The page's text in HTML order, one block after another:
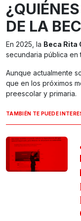
DE LA
En 2025, la Beca Rita
secundaria pública en
Aunque actualmente
que en los próximos
preescolar y primaria.
TAMBIÉN TE PUEDE